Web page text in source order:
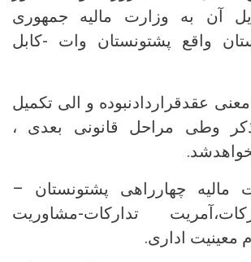
آن به وزارت مالیه جمهوری
واقع پشتونستان وات -کابل
عقدقراردادنبوده و الی تکمیل
وطی مراحل قانونی بعدی ،
چهارراهی پشتونستان –
تدارکات-مشاوریت
معینیت اداری.